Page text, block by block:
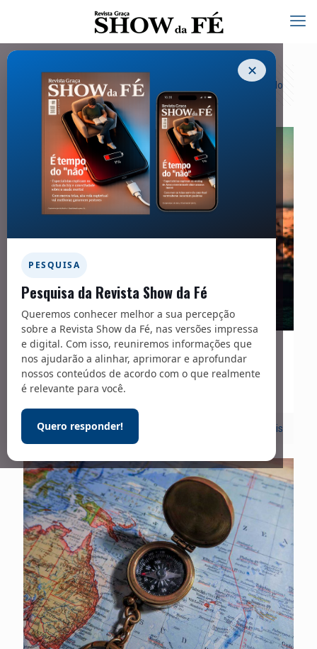
✕
PESQUISA
Pesquisa da Revista Show da Fé
Queremos conhecer melhor a sua percepção
sobre a Revista Show da Fé, nas versões impressa
e digital. Com isso, reuniremos informações que
nos ajudarão a alinhar, aprimorar e aprofundar
nossos conteúdos de acordo com o que realmente
é relevante para você.
Quero responder!
Categorias Tags Exibir tudo
01/03/2020
Telescópio – 248
Leia mais